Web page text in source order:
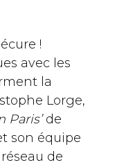
!
avec les
la
Lorge,
Paris’de
son équipe
de